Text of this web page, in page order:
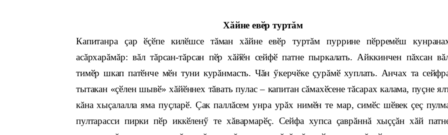
Хăйне евӗр туртăм
Капитанра çар ӗçӗпе килӗшсе тăман хăйне евӗр туртăм пуррине пӗрремӗш
асăрхарăмăр: вăл тăрсан-тăрсан пӗр хăйӗн сейфӗ патне пыркалать. Айккинчен пăхсан
тимӗр шкап патӗнче мӗн туни курăнмасть. Чăн ӳкерчӗке çурăмӗ хуплать. Анчах та
тытакан «çӗлен шывӗ» хăйӗннех тăвать пулас – капитан сăмахӗсене тăсарах калама, пуçне
кăна хыçалалла яма пуçларӗ. Çак паллăсем унра урăх нимӗн те мар, симӗс шӗвек çеç
пултарасси пирки пӗр иккӗленӳ те хăвармарӗç. Сейфа хупса çаврăннă хыççăн хăй